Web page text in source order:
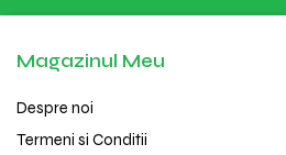
Magazinul Meu
Despre noi
Termeni si Conditii